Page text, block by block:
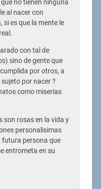
no tienen ninguna
al nacer con
es que la mente le
con tal de
sino de gente que
por otros, a
por nacer ?
como miserias
son rosas en la vida y
personalisimas
futura persona que
entrometa en su